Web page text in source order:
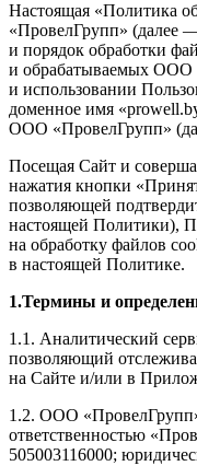
Настоящая «Политика
«ПровелГрупп» (далее
и порядок обработки
и обрабатываемых ООО
и использовании
доменное имя
ООО «ПровелГрупп»
Посещая Сайт и
нажатия кнопки
позволяющей
настоящей Политики),
на обработку файлов
в настоящей Политике.
1.Термины и
1.1. Аналитический
позволяющий
на Сайте и/или в
1.2. ООО
ответственностью
505003116000;